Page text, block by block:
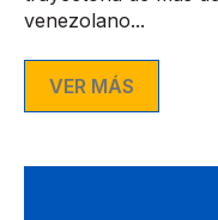
venezolano...
VER MÁS